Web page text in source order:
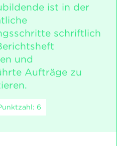
ist in der
schriftlich
und
Aufträge zu
6